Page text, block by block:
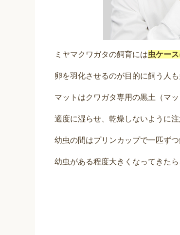
ミヤマクワガタの飼育には虫ケー
卵を羽化させるのが目的に飼う人
マットはクワガタ専用の黒土（マッ
適度に湿らせ、乾燥しないように注
幼虫の間はプリンカップで一匹ず
幼虫がある程度大きくなってきたら